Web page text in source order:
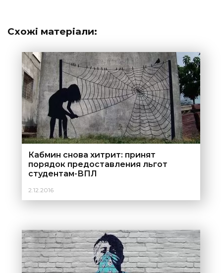
Схожі матеріали:
Кабмин снова хитрит: принят
порядок предоставления льгот
студентам-ВПЛ
2.12.2016